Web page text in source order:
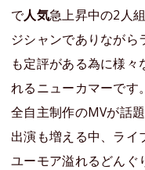
で人気急上昇中の2人
ジシャンでありなが
も定評がある為に様々
れるニューカマーで
全自主制作のMVが話
出演も増える中、ライ
ユーモア溢れるどんぐ